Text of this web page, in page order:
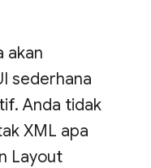
akan
sederhana
Anda tidak
XML apa
Layout